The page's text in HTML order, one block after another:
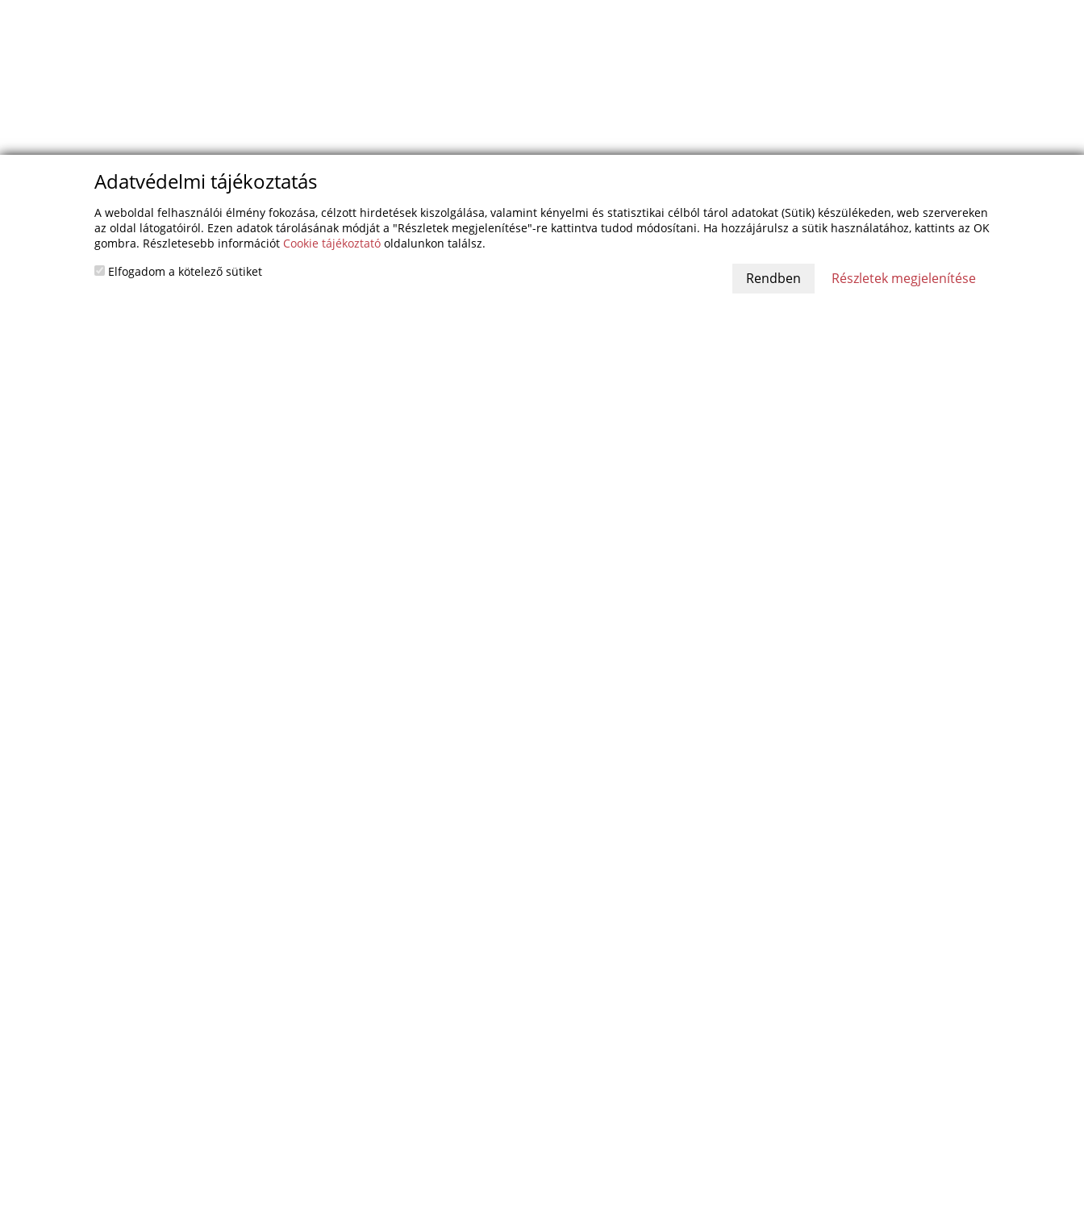
Adatvédelmi tájékoztatás
A weboldal felhasználói élmény fokozása, célzott hirdetések kiszolgálása, valamint kényelmi és statisztikai célból tárol adatokat (Sütik) készülékeden, web szervereken
az oldal látogatóiról. Ezen adatok tárolásának módját a "Részletek megjelenítése"-re kattintva tudod módosítani. Ha hozzájárulsz a sütik használatához, kattints az OK
gombra. Részletesebb információt Cookie tájékoztató oldalunkon találsz.
Elfogadom a kötelező sütiket
Részletek megjelenítése